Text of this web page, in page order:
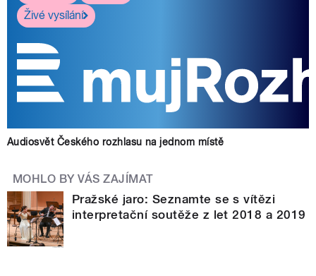
Živé vysílání
Audiosvět Českého rozhlasu na jednom místě
MOHLO BY VÁS ZAJÍMAT
Pražské jaro: Seznamte se s vítězi
interpretační soutěže z let 2018 a 2019